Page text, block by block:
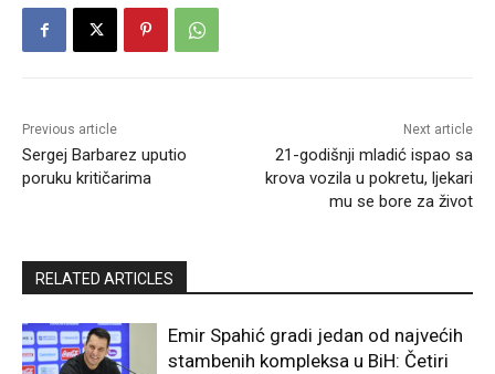
Previous article
Sergej Barbarez uputio
poruku kritičarima
Next article
21-godišnji mladić ispao sa
krova vozila u pokretu, ljekari
mu se bore za život
RELATED ARTICLES
Emir Spahić gradi jedan od najvećih
stambenih kompleksa u BiH: Četiri